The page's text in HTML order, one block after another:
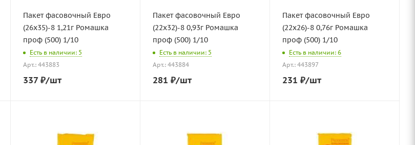
Пакет фасовочный Евро
(26х35)-8 1,21г Ромашка
проф (500) 1/10
Есть в наличии: 5
Арт.: 443883
337₽/шт
Пакет фасовочный Евро
(22х32)-8 0,93г Ромашка
проф (500) 1/10
Есть в наличии: 5
Арт.: 443884
281 ₽/шт
Пакет фасовочный Евро
(22х26)-8 0,76г Ромашка
проф (500) 1/10
Есть в наличии: 6
Арт.: 443897
231 ₽/шт